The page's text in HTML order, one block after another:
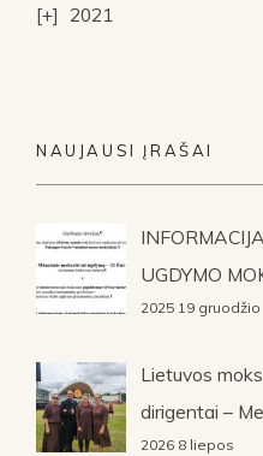
2021
NAUJAUSI ĮRAŠAI
UGDYMO
2025 19 gruodžio
Lietuvos
dirigentai –
2026 8 liepos